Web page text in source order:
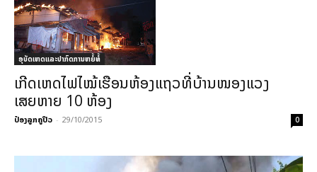
ອຸບັດເຫດແລະປາກົດການຫຍໍ້ທໍ້
ເກີດເຫດໄຟໄໝ້ເຮືອນຫ້ອງແຖວທີ່ບ້ານໜອງແວງ
ເສຍຫາຍ 10 ຫ້ອງ
ປ໋ອງລູກຄູປິວ - 29/10/2015 0